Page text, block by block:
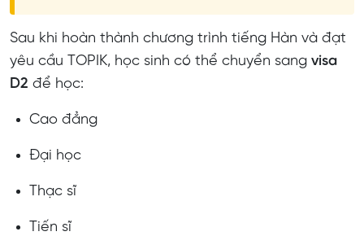
Sau khi hoàn thành chương trình tiếng Hàn và đạt
yêu cầu TOPIK, học sinh có thể chuyển sang visa
D2 để học:
Cao đẳng
Đại học
Thạc sĩ
Tiến sĩ